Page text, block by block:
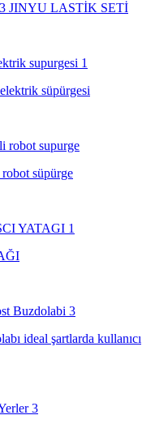
JINYU LASTİK SETİ
süpürgesi
süpürge
ideal şartlarda kullanıcı